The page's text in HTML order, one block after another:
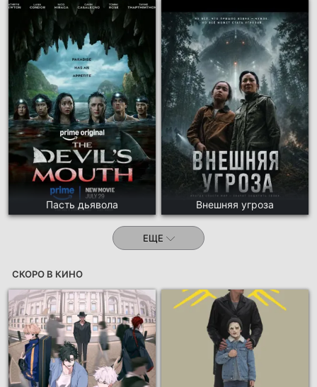
Пасть дьявола Внешняя угроза
ЕЩЕ
СКОРО В КИНО